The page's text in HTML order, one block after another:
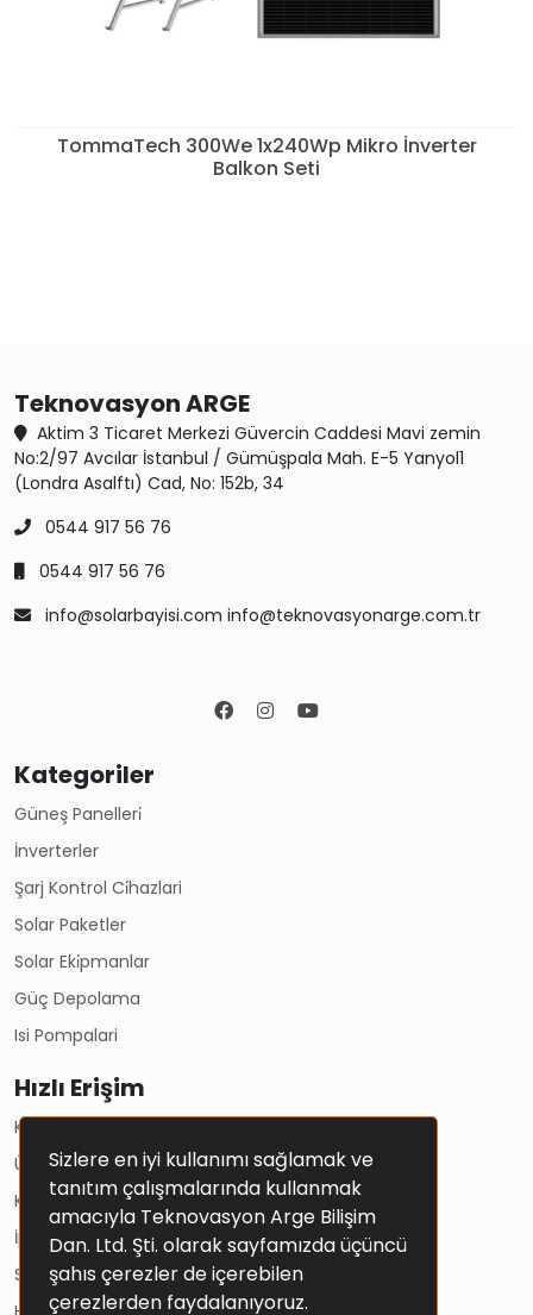
Sizlere en iyi kullanımı sağlamak ve
tanıtım çalışmalarında kullanmak
amacıyla Teknovasyon Arge Bilişim
Dan. Ltd. Şti. olarak sayfamızda üçüncü
şahıs çerezler de içerebilen
çerezlerden faydalanıyoruz.
TommaTech 300We 1x240Wp Mikro İnverter
Balkon Seti
Teknovasyon ARGE
Aktim 3 Ticaret Merkezi Güvercin Caddesi Mavi zemin
No:2/97 Avcılar İstanbul / Gümüşpala Mah. E-5 Yanyol1
(Londra Asalftı) Cad, No: 152b, 34
0544 917 56 76
0544 917 56 76
info@solarbayisi.com info@teknovasyonarge.com.tr
Kategoriler
Güneş Panelleri̇
İnverterler
Şarj Kontrol Ci̇hazlari
Solar Paketler
Solar Eki̇pmanlar
Güç Depolama
Isi Pompalari
Hızlı Erişim
Kullanım Koşulları
Üyelik Sözleşmesi
Kişisel Verilerin Korunması Ve Gizlilik Politikası
İptal Ve İade Şartları
Solar Sistemler